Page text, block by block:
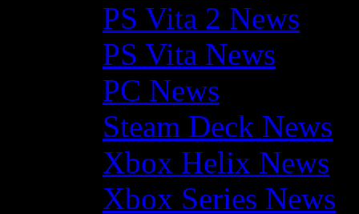
PS Vita 2 News
PS Vita News
PC News
Steam Deck News
Xbox Helix News
Xbox Series News